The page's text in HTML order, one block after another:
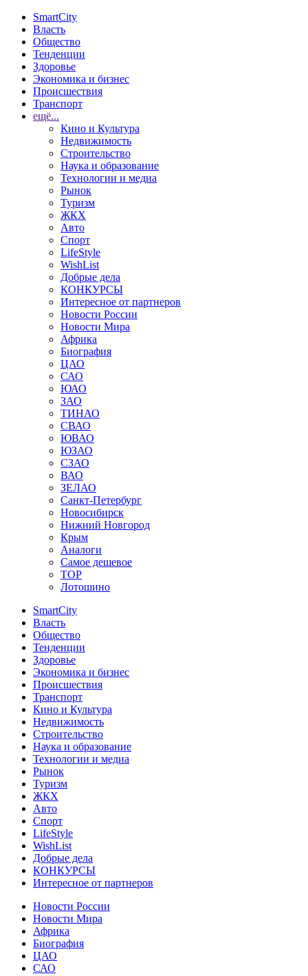
SmartCity
Власть
Общество
Тенденции
Здоровье
Экономика и бизнес
Происшествия
Транспорт
ещё...
Кино и Культура
Недвижимость
Строительство
Наука и образование
Технологии и медиа
Рынок
Туризм
ЖКХ
Авто
Спорт
LifeStyle
WishList
Добрые дела
КОНКУРСЫ
Интересное от партнеров
Новости России
Новости Мира
Африка
Биография
ЦАО
САО
ЮАО
ЗАО
ТИНАО
СВАО
ЮВАО
ЮЗАО
СЗАО
ВАО
ЗЕЛАО
Санкт-Петербург
Новосибирск
Нижний Новгород
Крым
Аналоги
Самое дешевое
TOP
Лотошино
SmartCity
Власть
Общество
Тенденции
Здоровье
Экономика и бизнес
Происшествия
Транспорт
Кино и Культура
Недвижимость
Строительство
Наука и образование
Технологии и медиа
Рынок
Туризм
ЖКХ
Авто
Спорт
LifeStyle
WishList
Добрые дела
КОНКУРСЫ
Интересное от партнеров
Новости России
Новости Мира
Африка
Биография
ЦАО
САО